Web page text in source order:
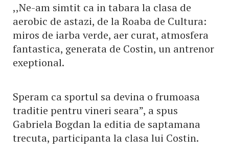
,,Ne-am simtit ca in tabara la clasa de
aerobic de astazi, de la Roaba de Cultura:
miros de iarba verde, aer curat, atmosfera
fantastica, generata de Costin, un antrenor
exeptional.
Speram ca sportul sa devina o frumoasa
traditie pentru vineri seara”, a spus
Gabriela Bogdan la editia de saptamana
trecuta, participanta la clasa lui Costin.